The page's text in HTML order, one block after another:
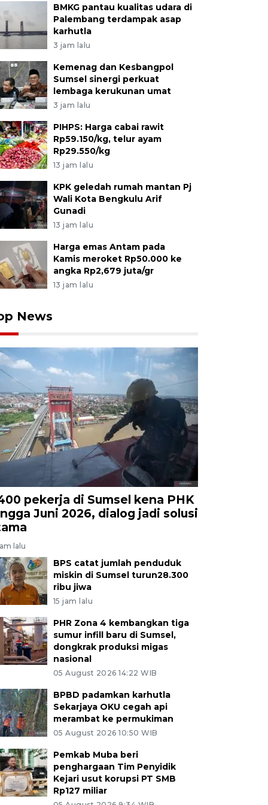
BMKG pantau kualitas udara di
Palembang terdampak asap
karhutla
3 jam lalu
Kemenag dan Kesbangpol
Sumsel sinergi perkuat
lembaga kerukunan umat
3 jam lalu
PIHPS: Harga cabai rawit
Rp59.150/kg, telur ayam
Rp29.550/kg
13 jam lalu
KPK geledah rumah mantan Pj
Wali Kota Bengkulu Arif
Gunadi
13 jam lalu
Harga emas Antam pada
Kamis meroket Rp50.000 ke
angka Rp2,679 juta/gr
13 jam lalu
News
pekerja di Sumsel kena PHK
Juni 2026, dialog jadi solusi
lalu
BPS catat jumlah penduduk
miskin di Sumsel turun28.300
ribu jiwa
15 jam lalu
PHR Zona 4 kembangkan tiga
sumur infill baru di Sumsel,
dongkrak produksi migas
nasional
05 August 2026 14:22 WIB
BPBD padamkan karhutla
Sekarjaya OKU cegah api
merambat ke permukiman
05 August 2026 10:50 WIB
Pemkab Muba beri
penghargaan Tim Penyidik
Kejari usut korupsi PT SMB
Rp127 miliar